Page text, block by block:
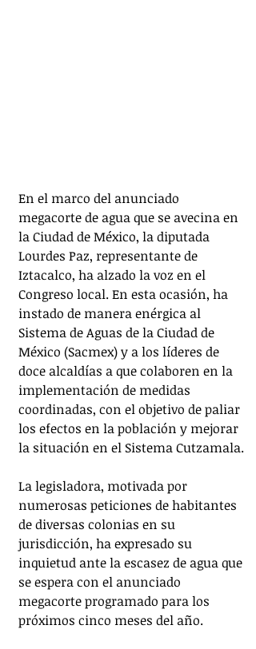
En el marco del anunciado
megacorte de agua que se avecina en
la Ciudad de México, la diputada
Lourdes Paz, representante de
Iztacalco, ha alzado la voz en el
Congreso local. En esta ocasión, ha
instado de manera enérgica al
Sistema de Aguas de la Ciudad de
México (Sacmex) y a los líderes de
doce alcaldías a que colaboren en la
implementación de medidas
coordinadas, con el objetivo de paliar
los efectos en la población y mejorar
la situación en el Sistema Cutzamala.
La legisladora, motivada por
numerosas peticiones de habitantes
de diversas colonias en su
jurisdicción, ha expresado su
inquietud ante la escasez de agua que
se espera con el anunciado
megacorte programado para los
próximos cinco meses del año.